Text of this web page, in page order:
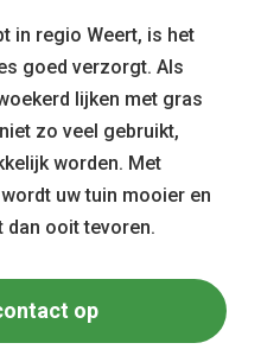
in regio Weert, is het
goed verzorgt. Als
lijken met gras
zo veel gebruikt,
worden. Met
uw tuin mooier en
dan ooit tevoren.
op